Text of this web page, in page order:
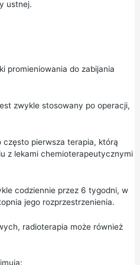
ustnej.
promieniowania do zabijania
zwykle stosowany po operacji,
często pierwsza terapia, którą
z lekami chemioterapeutycznymi
codziennie przez 6 tygodni, w
jego rozprzestrzenienia.
radioterapia może również